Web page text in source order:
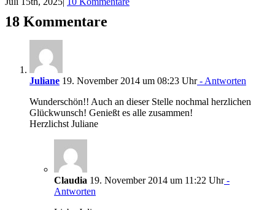
18 Kommentare
Juliane 19. November 2014 um 08:23 Uhr- Antworten
Wunderschön!! Auch an dieser Stelle nochmal herzlichen
Glückwunsch! Genießt es alle zusammen!
Herzlichst Juliane
Claudia 19. November 2014 um 11:22 Uhr-
Antworten